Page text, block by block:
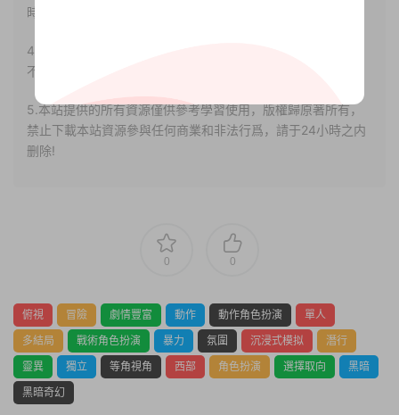
時間解決！
4.本站部分内容均由互聯網收集整理，僅供大家參考、學習，
不存在任何商業目的與商業用途。
5.本站提供的所有資源僅供參考學習使用，版權歸原著所有，
禁止下載本站資源參與任何商業和非法行爲，請于24小時之内
删除!
0 0
俯視 冒險 劇情豐富 動作 動作角色扮演
單人
多結局
戰術角色扮演 暴力 氛圍 沉浸式模拟
潛行
靈異
獨立 等角視角 西部 角色扮演 選擇取向
黑暗
黑暗奇幻